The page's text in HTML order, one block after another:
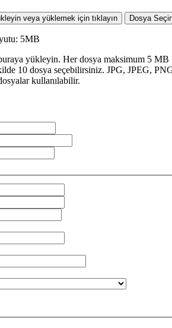
veya yüklemek için tıklayın Dosya
5MB
yükleyin. Her dosya maksimum 5 MB
10 dosya seçebilirsiniz. JPG, JPEG,
kullanılabilir.